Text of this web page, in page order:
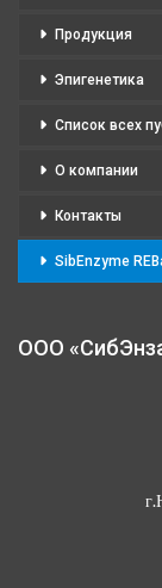
Продукция
Эпигенетика
Список всех
О компании
Контакты
SibEnzyme
OOO